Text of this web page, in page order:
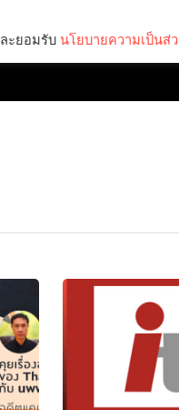
ะยอมรับ นโยบายความเป็นส่